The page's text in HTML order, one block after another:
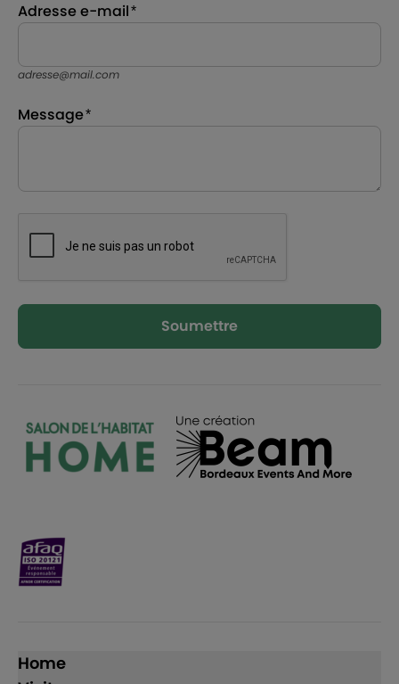
Adresse e-mail
adresse@mail.com
Message
Soumettre
Home